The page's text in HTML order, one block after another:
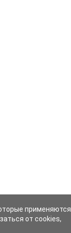
применяются
от cookies,